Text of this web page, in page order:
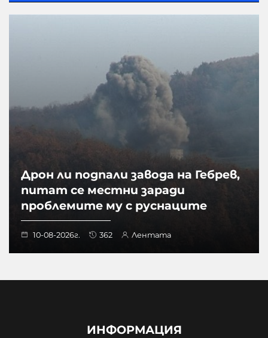
Дрон ли подпали завода на Гебрев,
питат се местни заради
проблемите му с руснаците
10-08-2026г. 362 Лентата
ИНФОРМАЦИЯ